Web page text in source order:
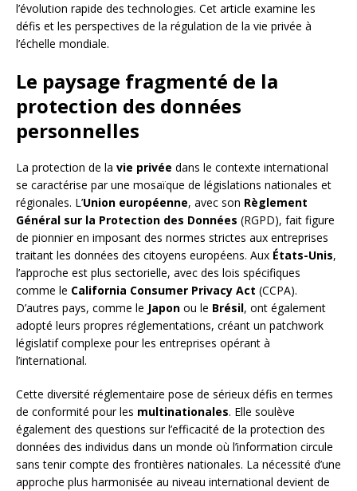
l’évolution rapide des technologies. Cet article examine les
défis et les perspectives de la régulation de la vie privée à
l’échelle mondiale.
Le paysage fragmenté de la
protection des données
personnelles
La protection de la vie privée dans le contexte international
se caractérise par une mosaïque de législations nationales et
régionales. L’Union européenne, avec son Règlement
Général sur la Protection des Données (RGPD), fait figure
de pionnier en imposant des normes strictes aux entreprises
traitant les données des citoyens européens. Aux États-Unis,
l’approche est plus sectorielle, avec des lois spécifiques
comme le California Consumer Privacy Act (CCPA).
D’autres pays, comme le Japon ou le Brésil, ont également
adopté leurs propres réglementations, créant un patchwork
législatif complexe pour les entreprises opérant à
l’international.
Cette diversité réglementaire pose de sérieux défis en termes
de conformité pour les multinationales. Elle soulève
également des questions sur l’efficacité de la protection des
données des individus dans un monde où l’information circule
sans tenir compte des frontières nationales. La nécessité d’une
approche plus harmonisée au niveau international devient de